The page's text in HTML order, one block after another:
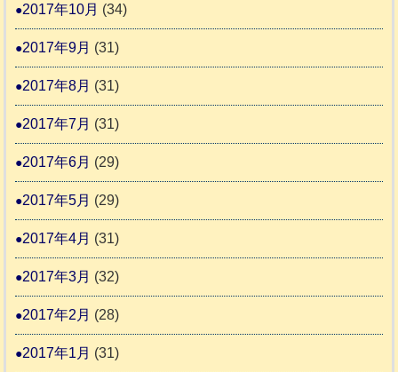
2017年10月 (34)
2017年9月 (31)
2017年8月 (31)
2017年7月 (31)
2017年6月 (29)
2017年5月 (29)
2017年4月 (31)
2017年3月 (32)
2017年2月 (28)
2017年1月 (31)